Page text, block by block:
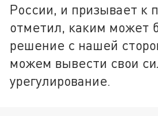
России, и призывает к
отметил, каким может
решение с нашей
можем вывести свои
урегулирование.